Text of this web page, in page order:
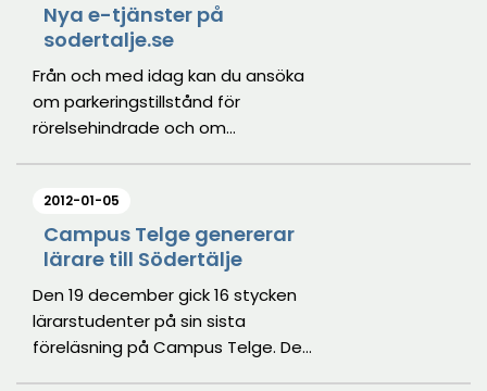
Nya e-tjänster på
sodertalje.se
Från och med idag kan du ansöka
om parkeringstillstånd för
rörelsehindrade och om
handläggningstider och förenklar
för medborgare.
2012-01-05
Campus Telge genererar
lärare till Södertälje
Den 19 december gick 16 stycken
lärarstudenter på sin sista
föreläsning på Campus Telge. De